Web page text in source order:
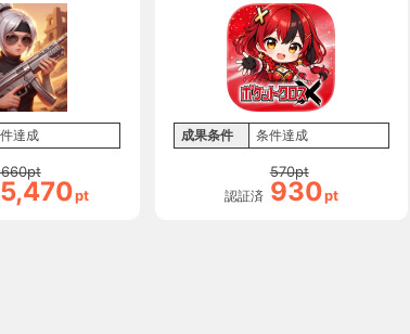
達成
pt
pt
成果条件 条件達成
認証済
570pt
930pt